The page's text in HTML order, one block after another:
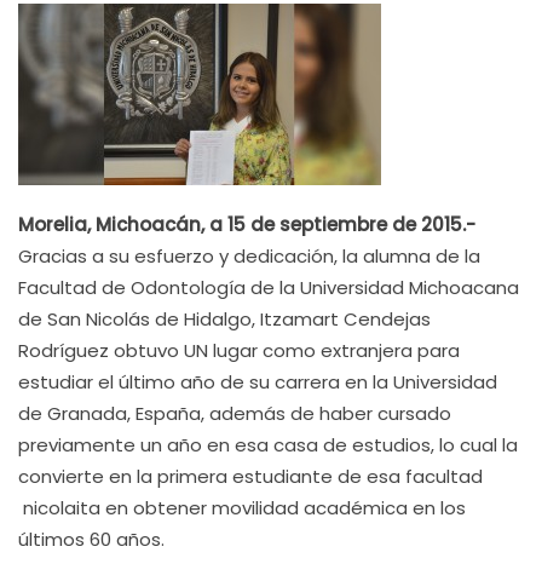
Morelia, Michoacán, a 15 de septiembre de 2015.-
Gracias a su esfuerzo y dedicación, la alumna de la
Facultad de Odontología de la Universidad Michoacana
de San Nicolás de Hidalgo, Itzamart Cendejas
Rodríguez obtuvo UN lugar como extranjera para
estudiar el último año de su carrera en la Universidad
de Granada, España, además de haber cursado
previamente un año en esa casa de estudios, lo cual la
convierte en la primera estudiante de esa facultad
nicolaita en obtener movilidad académica en los
últimos 60 años.